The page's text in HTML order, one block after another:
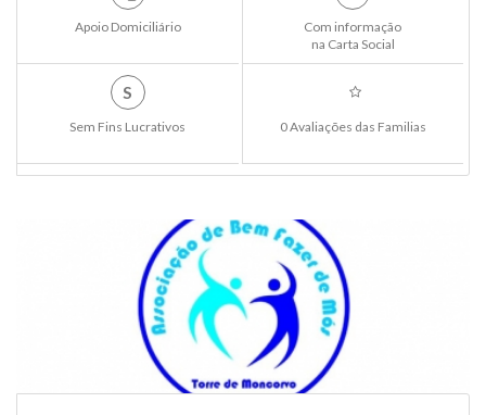
Apoio Domiciliário
Com informação
na Carta Social
S
Sem Fins Lucrativos 0 Avaliações das Familias